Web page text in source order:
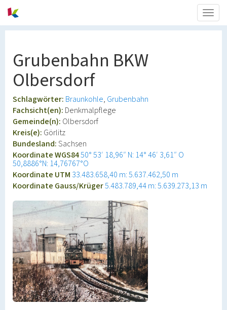
Grubenbahn BKW
Olbersdorf
Schlagwörter: Braunkohle Grubenbahn
Fachsicht(en): Denkmalpflege
Gemeinde(n): Olbersdorf
Kreis(e): Görlitz
Bundesland:Sachsen
Koordinate WGS8450° 53′ 18,96″ N: 14° 46′ 3,61″ O
50,8886°N: 14,76767°O
Koordinate UTM 33.483.658,40 m: 5.637.462,50 m
Koordinate Gauss/Krüger5.483.789,44 m: 5.639.273,13 m